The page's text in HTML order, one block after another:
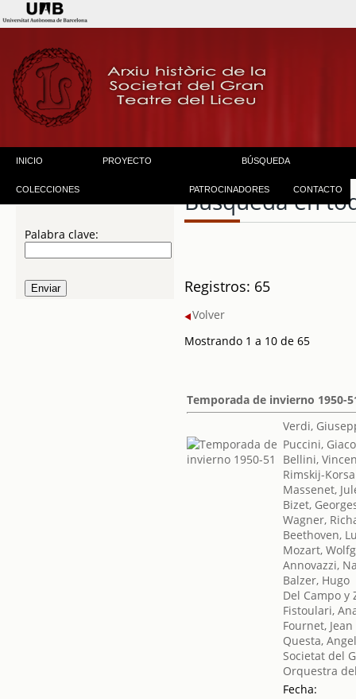
INICIO PROYECTO BÚSQUEDA
COLECCIONES PATROCINADORES CONTACTO
Palabra clave:
Búsqueda en
Registros: 65
Volver
Mostrando 1 a 10 de 65
Temporada de invierno 1950-
Verdi,
Puccini,
Bellini,
Rimskij-
Massenet,
Bizet,
Wagner,
Beethoven,
Mozart,
Annovazzi,
Balzer, Hugo
Del Campo y
Fistoulari,
Fournet, Jean
Questa,
Societat del
Orquestra
Fecha: